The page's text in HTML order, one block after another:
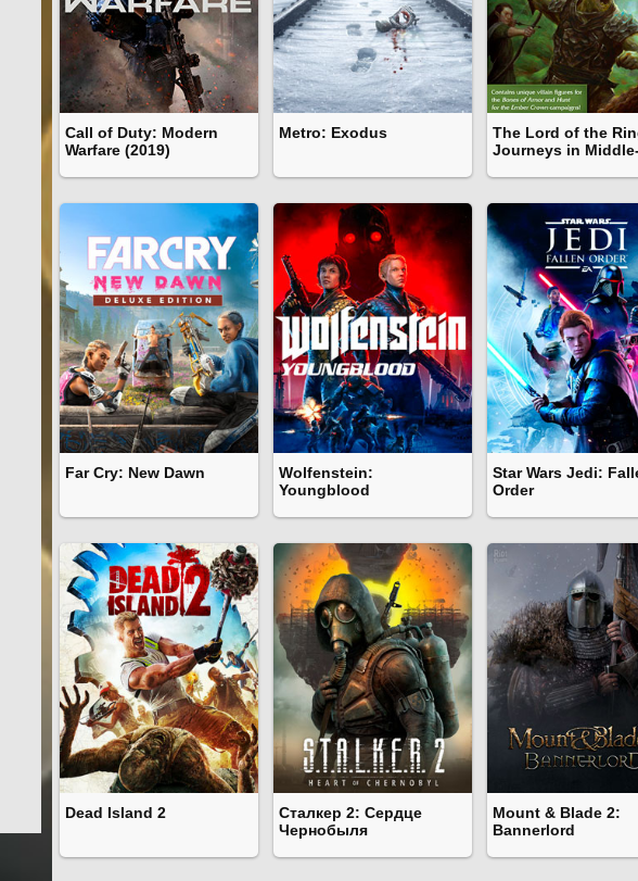
Call of Duty: Modern
Warfare (2019)
Metro: Exodus
The Lord of the
Journeys in
Far Cry: New Dawn
Wolfenstein:
Youngblood
Star Wars Jedi:
Order
Dead Island 2
Сталкер 2: Сердце
Чернобыля
Mount & Blade 2:
Bannerlord